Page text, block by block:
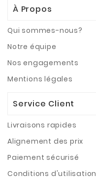
À Propos
Qui sommes-nous?
Notre équipe
Nos engagements
Mentions légales
Service Client
Livraisons rapides
Alignement des prix
Paiement sécurisé
Conditions d'utilisation